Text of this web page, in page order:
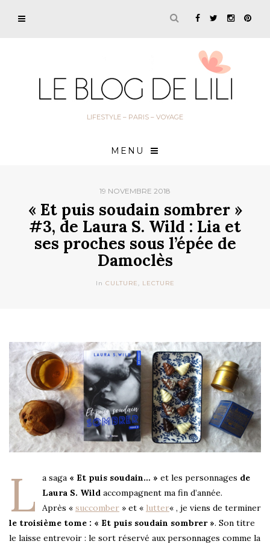
LIFESTYLE – PARIS – VOYAGE
MENU
19 NOVEMBRE 2018
« Et puis soudain sombrer »
#3, de Laura S. Wild : Lia et
ses proches sous l’épée de
Damoclès
In CULTURE, LECTURE
L a saga « Et puis soudain… » et les personnages de
Laura S. Wild accompagnent ma fin d’année.
Après « succomber » et « lutter« , je viens de terminer
le troisième tome : « Et puis soudain sombrer ». Son titre
le laisse entrevoir : le sort réservé aux personnages comme la